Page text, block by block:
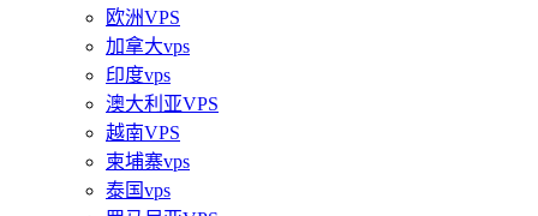
欧洲VPS
加拿大vps
印度vps
澳大利亚VPS
越南VPS
柬埔寨vps
泰国vps